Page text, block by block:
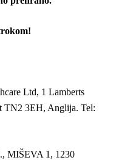
Ltd, 1 Lamberts
TN2 3EH, Anglija. Tel:
MIŠEVA 1, 1230